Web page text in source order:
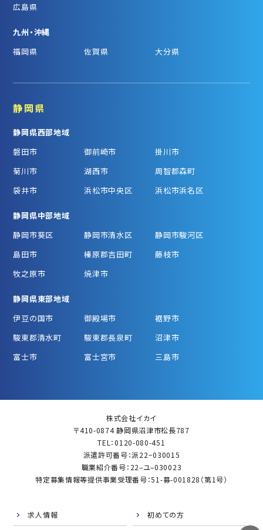
広島県
九州・沖縄
福岡県
佐賀県 大分県
静岡県
静岡県西部地域
磐田市
御前崎市
掛川市
菊川市
湖西市
周智郡森町
袋井市
浜松市中央区 浜松市浜名区
静岡県中部地域
静岡市葵区
静岡市清水区
静岡市駿河区
島田市
榛原郡吉田町
藤枝市
牧之原市
焼津市
静岡県東部地域
伊豆の国市
御殿場市
裾野市
駿東郡清水町
駿東郡長泉町
沼津市
富士市
富士宮市 三島市
株式会社イカイ
〒410-0874 静岡県沼津市松長787
TEL：0120-080-451
派遣許可番号：派22−030015
職業紹介番号：22–ユ–030023
特定募集情報等提供事業受理番号：51-募-001828（第1号）
求人情報 初めての方